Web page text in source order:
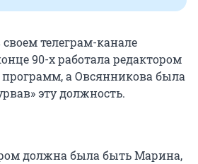
телеграм-канале
90-х работала редактором
а Овсянникова была
эту должность.
должна была быть Марина,